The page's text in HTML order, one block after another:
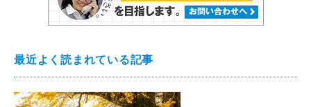
最近よく読まれている記事